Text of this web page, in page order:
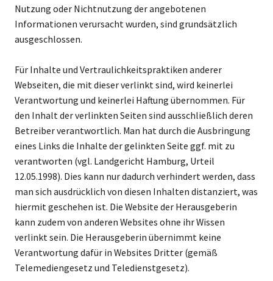
Nutzung oder Nichtnutzung der angebotenen
Informationen verursacht wurden, sind grundsätzlich
ausgeschlossen.
Für Inhalte und Vertraulichkeitspraktiken anderer
Webseiten, die mit dieser verlinkt sind, wird keinerlei
Verantwortung und keinerlei Haftung übernommen. Für
den Inhalt der verlinkten Seiten sind ausschließlich deren
Betreiber verantwortlich. Man hat durch die Ausbringung
eines Links die Inhalte der gelinkten Seite ggf. mit zu
verantworten (vgl. Landgericht Hamburg, Urteil
12.05.1998). Dies kann nur dadurch verhindert werden, dass
man sich ausdrücklich von diesen Inhalten distanziert, was
hiermit geschehen ist. Die Website der Herausgeberin
kann zudem von anderen Websites ohne ihr Wissen
verlinkt sein. Die Herausgeberin übernimmt keine
Verantwortung dafür in Websites Dritter (gemäß
Telemediengesetz und Teledienstgesetz).